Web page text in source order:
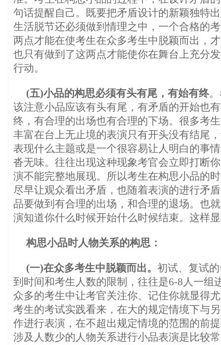
句话提醒自己。既要把矛盾设计的新颖独特
生活脱节还必须做到情理之中，一个合格的
两点才能在使考生在众多考生中脱颖而出，
也只有做到了这两点才能使你在舞台上充分
行动。
(五)小品的构思必须有头有尾，有始有终
该注意小品应该有头有尾，有矛盾的开始也
终，有合理的出场也有合理的下场。很多考
丰富在台上无止境的表演只有开头没有结尾
表现什么主题或是一个很容易让人明白的事
沓无味。往往出现这种现象考官会立即打断
演不能完整地展现。所以考生在构思小品的
尽早让观众看出矛盾，也随着表演的进行矛
品要做到有合理的出场，和合理的退场。也
演知道你什么时候开始什么时候结束。这样
构思小品时人物关系的构思：
(一)在众多考生中脱颖而出。 初试、复试
到时间和考生人数的限制，往往是6-8人一组
众多的考生中让考官关注你、记住你就显得
考生的考试实践看来，在大的规定情境下与
作进行表演，在不超出规定情境的范围的前
涉及人数少的人物关系进行小品表演是比较